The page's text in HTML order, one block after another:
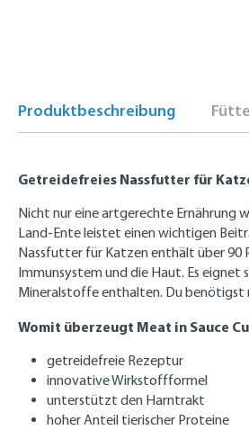
Produktbeschreibung
Getreidefreies Nassfutter für
Nicht nur eine artgerechte Ernährung
Land-Ente leistet einen wichtigen
Nassfutter für Katzen enthält über 90
Immunsystem und die Haut. Es
Mineralstoffe enthalten. Du benötigst
Womit überzeugt Meat in Sauce
getreidefreie Rezeptur
innovative Wirkstoffformel
unterstützt den Harntrakt
hoher Anteil tierischer Proteine